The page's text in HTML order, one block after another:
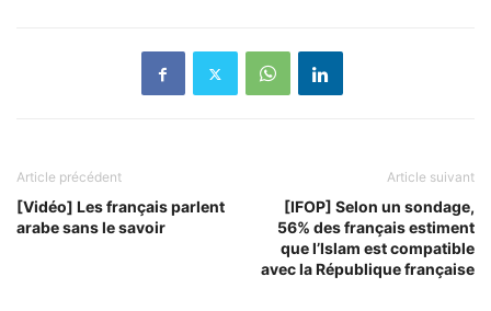
Article précédent
[Vidéo] Les français parlent
arabe sans le savoir
Article suivant
[IFOP] Selon un sondage,
56% des français estiment
que l’Islam est compatible
avec la République française